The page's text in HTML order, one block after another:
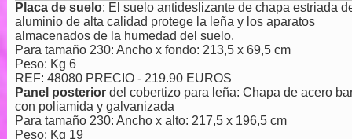
Placa de suelo: El suelo antideslizante de chapa estriada
aluminio de alta calidad protege la leña y los aparatos
almacenados de la humedad del suelo.
Para tamaño 230: Ancho x fondo: 213,5 x 69,5 cm
Peso: Kg 6
REF: 48080 PRECIO - 219.90 EUROS
Panel posteriordel cobertizo para leña: Chapa de acero
con poliamida y galvanizada
Para tamaño 230: Ancho x alto: 217,5 x 196,5 cm
Peso: Kg 19